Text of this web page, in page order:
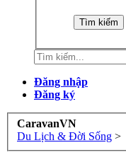
Đăng nhập
Đăng ký
CaravanVN
Du Lịch & Đời Sống >